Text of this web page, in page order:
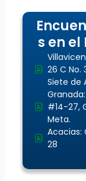
s en el
26 C No.
Siete de
Granada:
#14-27,
Meta.
Acacias:
28